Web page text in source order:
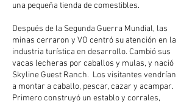
una pequeña tienda de comestibles.
Después de la Segunda Guerra Mundial, las
minas cerraron y VO centró su atención en la
industria turística en desarrollo. Cambió sus
vacas lecheras por caballos y mulas, y nació
Skyline Guest Ranch. Los visitantes vendrían
a montar a caballo, pescar, cazar y acampar.
Primero construyó un establo y corrales,